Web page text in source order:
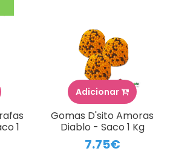
1
Adicionar
Gomas D'sito Amoras
Diablo - Saco 1 Kg
7.75€